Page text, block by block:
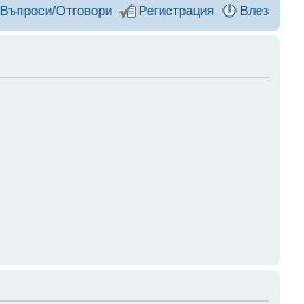
Въпроси/Отговори Регистрация Влез